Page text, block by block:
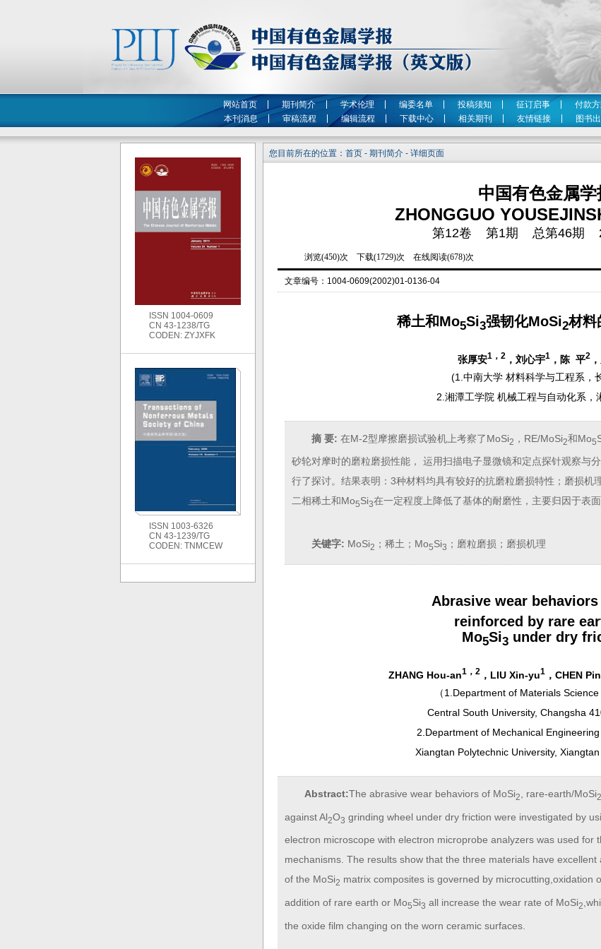
网站首页 期刊简介 学术伦理 编委名单 投稿须知 征订启事 付款
本刊消息
审稿流程 编辑流程 下载中心 相关期刊 友情链接 图书
您目前所在的位置：首页 - 期刊简介 - 详细页面
中国有色金属学
ZHONGGUO
第12卷 第1期 总第46期
文章编号： 1004-0609(2002)01-0136-04
稀土和Mo5Si3强韧化MoSi2材料
张厚安1，2，刘心宇1，陈 平2
(1.中南大学 材料科学与工程系，
2.湘潭工学院 机械工程与自动化系，
摘 要: 在M-2型摩擦磨损试验机上考察了MoSi2 ，RE/MoSi2和Mo5
砂轮对摩时的磨粒磨损性能， 运用扫描电子显微镜和定点探针观察与
行了探讨。结果表明：3种材料均具有较好的抗磨粒磨损特性；磨损机
二相稀土和Mo5Si3在一定程度上降低了基体的耐磨性，主要归因于表
关键字: MoSi2 ；稀土；Mo5Si3 ；磨粒磨损；磨损机理
Abrasive wear
reinforced by rare
Mo5Si3under dry
ZHANG Hou-an1 ， 2 ，LIU Xin-yu1 ，CHEN
（1.Department of Materials Science
Central South University, Changsha
2.Department of Mechanical Engineering
Xiangtan Polytechnic University,
Abstract:The abrasive wear behaviors of MoSi2 , rare-earth/MoSi2
against Al2O3 grinding wheel under dry friction were investigated by
electron microscope with electron microprobe analyzers was used for
mechanisms. The results show that the three materials have
of the MoSi2 matrix composites is governed by microcutting,oxidation
addition of rare earth or Mo5Si3 all increase the wear rate of MoSi2
the oxide film changing on the worn ceramic surfaces.
ISSN 1004-0609
CN 43-1238/TG
CODEN: ZYJXFK
ISSN 1003-6326
CN 43-1239/TG
CODEN: TNMCEW